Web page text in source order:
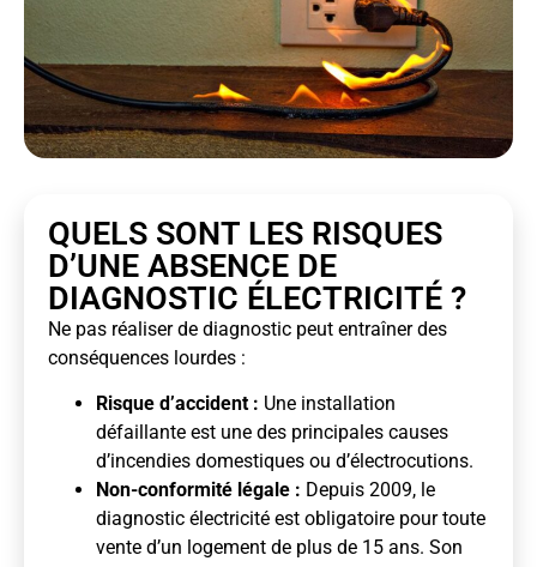
QUELS SONT LES RISQUES
D’UNE ABSENCE DE
DIAGNOSTIC ÉLECTRICITÉ ?
Ne pas réaliser de diagnostic peut entraîner des
conséquences lourdes :
Risque d’accident : Une installation
défaillante est une des principales causes
d’incendies domestiques ou d’électrocutions.
Non-conformité légale : Depuis 2009, le
diagnostic électricité est obligatoire pour toute
vente d’un logement de plus de 15 ans. Son